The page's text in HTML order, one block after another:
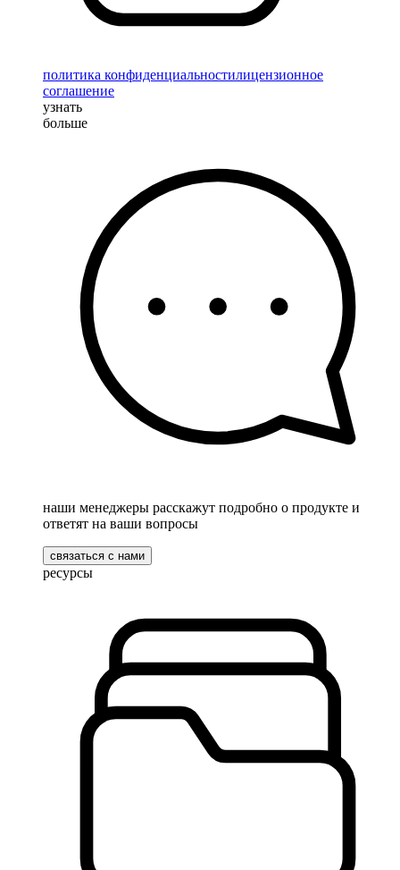
политика конфиденциальностилицензионное
соглашение
узнать
больше
наши менеджеры расскажут подробно о продукте и
ответят на ваши вопросы
связаться с нами
ресурсы